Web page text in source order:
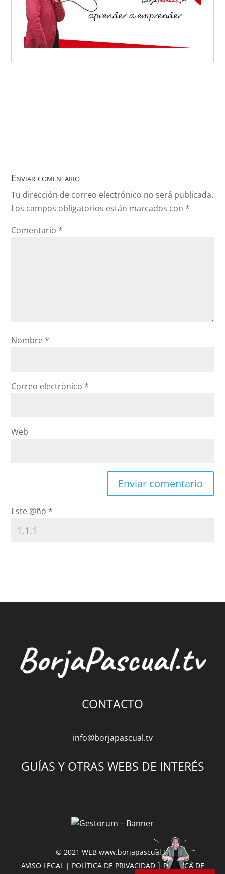
Enviar comentario
Tu dirección de correo electrónico no será publicada.
Los campos obligatorios están marcados con *
Comentario *
Nombre *
Correo electrónico *
Web
Este @ño *
CONTACTO
info@borjapascual.tv
GUÍAS Y OTRAS WEBS DE INTERÉS
© 2021 WEB www.borjapascual.tv
AVISO LEGAL| POLÍTICA DE PRIVACIDAD| POLÍTICA DE